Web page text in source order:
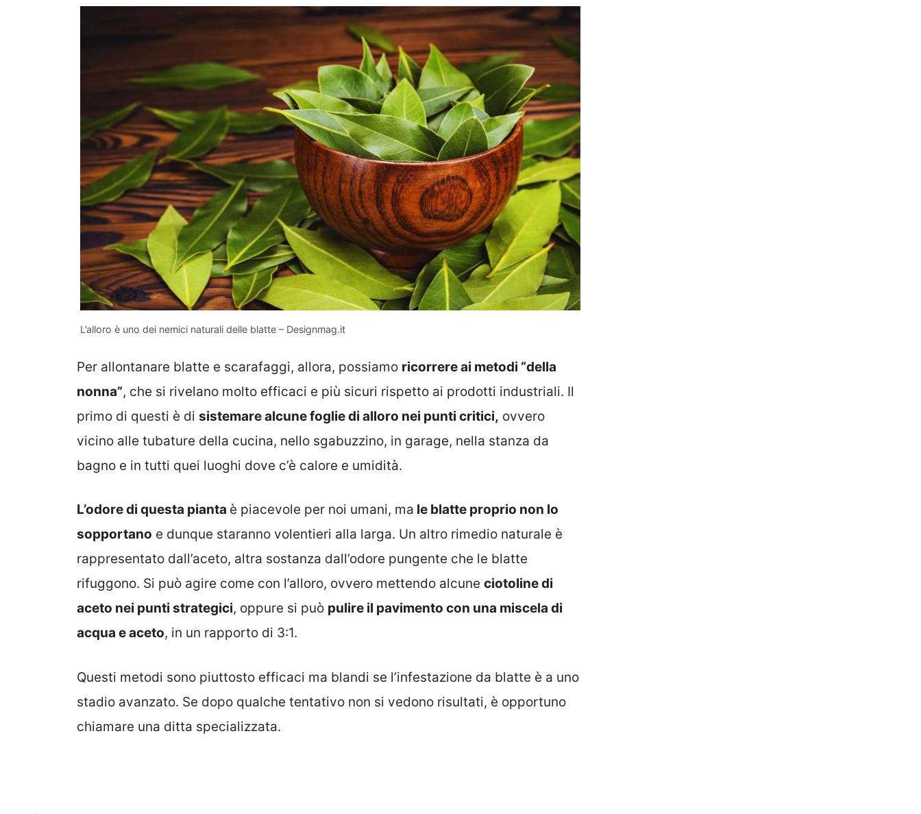
L’alloro è uno dei nemici naturali delle blatte – Designmag.it
Per allontanare blatte e scarafaggi, allora, possiamo ricorrere ai metodi “della
nonna”, che si rivelano molto efficaci e più sicuri rispetto ai prodotti industriali. Il
primo di questi è di sistemare alcune foglie di alloro nei punti critici, ovvero
vicino alle tubature della cucina, nello sgabuzzino, in garage, nella stanza da
bagno e in tutti quei luoghi dove c’è calore e umidità.
L’odore di questa pianta è piacevole per noi umani, ma le blatte proprio non lo
sopportano e dunque staranno volentieri alla larga. Un altro rimedio naturale è
rappresentato dall’aceto, altra sostanza dall’odore pungente che le blatte
rifuggono. Si può agire come con l’alloro, ovvero mettendo alcune ciotoline di
aceto nei punti strategici, oppure si può pulire il pavimento con una miscela di
acqua e aceto, in un rapporto di 3:1.
Questi metodi sono piuttosto efficaci ma blandi se l’infestazione da blatte è a uno
stadio avanzato. Se dopo qualche tentativo non si vedono risultati, è opportuno
chiamare una ditta specializzata.